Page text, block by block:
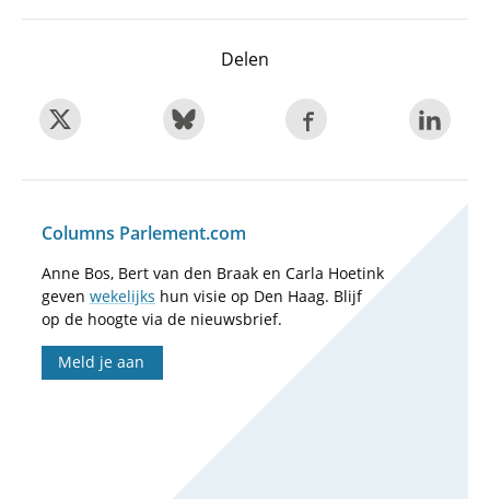
Delen
Columns Parlement.com
Anne Bos, Bert van den Braak en Carla Hoetink
geven wekelijks hun visie op Den Haag. Blijf
op de hoogte via de nieuwsbrief.
Meld je aan